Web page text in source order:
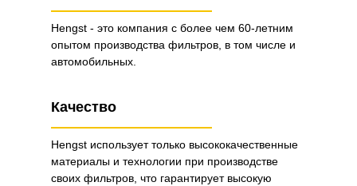
Hengst - это компания с более чем 60-летним
опытом производства фильтров, в том числе и
автомобильных.
Качество
Hengst использует только высококачественные
материалы и технологии при производстве
своих фильтров, что гарантирует высокую